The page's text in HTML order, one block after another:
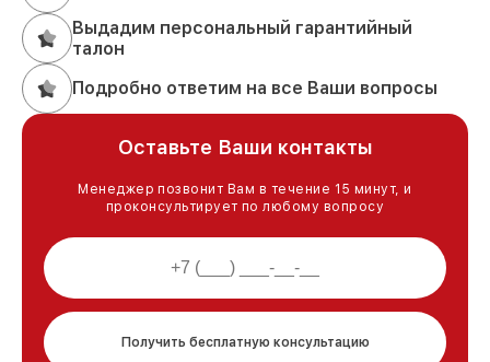
Выдадим персональный гарантийный
талон
Подробно ответим на все Ваши вопросы
Оставьте Ваши контакты
Менеджер позвонит Вам в течение 15 минут, и
проконсультирует по любому вопросу
Получить бесплатную консультацию